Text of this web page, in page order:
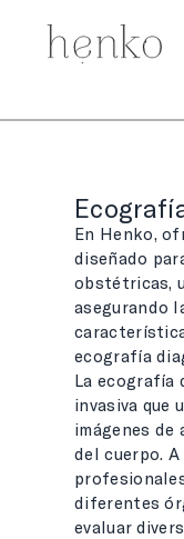
En Henko,
diseñado
obstétricas,
asegurando
ecografía
La ecografía
invasiva que
imágenes
del cuerpo.
diferentes
evaluar